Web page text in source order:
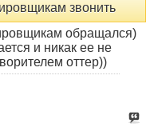
звонить
обращался)
и никак ее не
оттер))